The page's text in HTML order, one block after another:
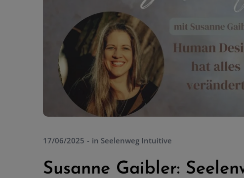
17/06/2025 in Seelenweg Intuitive
Susanne Gaibler: